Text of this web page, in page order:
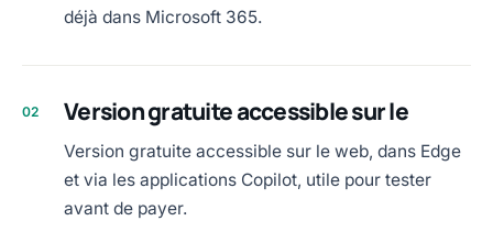
déjà dans Microsoft 365.
02 Version gratuite accessible sur le
Version gratuite accessible sur le web, dans Edge
et via les applications Copilot, utile pour tester
avant de payer.